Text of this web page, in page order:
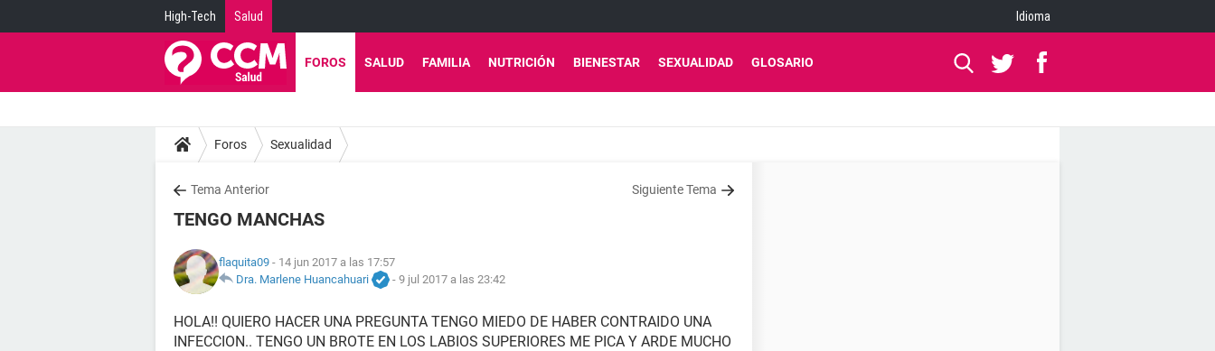
High-Tech Salud Idioma
FOROS SALUD FAMILIA NUTRICIÓN BIENESTAR SEXUALIDAD GLOSARIO
Foros Sexualidad
Tema Anterior Siguiente Tema
TENGO MANCHAS
flaquita09 - 14 jun 2017 a las 17:57
Dra. Marlene Huancahuari
- 9 jul 2017 a las 23:42
HOLA!! QUIERO HACER UNA PREGUNTA TENGO MIEDO DE HABER CONTRAIDO UNA
INFECCION.. TENGO UN BROTE EN LOS LABIOS SUPERIORES ME PICA Y ARDE MUCHO